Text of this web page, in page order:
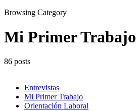
Browsing Category
Mi Primer Trabajo
86 posts
Entrevistas
Mi Primer Trabajo
Orientación Laboral